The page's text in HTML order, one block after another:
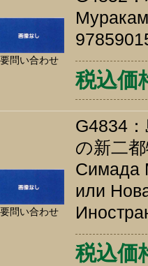
要問い合わせ
税込価
要問い合わせ
G4834
の新二
Симада
или
税込価